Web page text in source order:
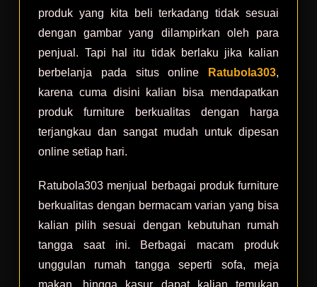
produk yang kita beli terkadang tidak sesuai
dengan gambar yang dilampirkan oleh para
penjual. Tapi hal itu tidak berlaku jika kalian
berbelanja pada situs online
Ratubola303,
karena cuma disini kalian bisa mendapatkan
produk furniture berkualitas dengan harga
terjangkau dan sangat mudah untuk dipesan
online setiap hari.
Ratubola303 menjual berbagai produk furniture
berkualitas dengan bermacam varian yang bisa
kalian pilih sesuai dengan kebutuhan rumah
tangga saat ini. Berbagai macam produk
unggulan rumah tangga seperti sofa, meja
makan, hingga kasur dapat kalian temukan